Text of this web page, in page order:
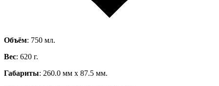
Объём: 750 мл.
Вес: 620 г.
Габариты: 260.0 мм х 87.5 мм.